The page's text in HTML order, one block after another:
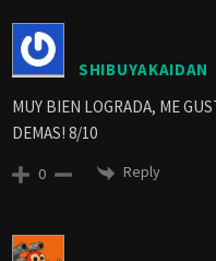
SHIBUYAKAIDAN
MUY BIEN LOGRADA, ME
DEMAS! 8/10
0 Reply